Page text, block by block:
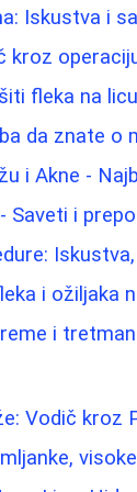
Iskustva i
kroz
fleka na
da znate o
i Akne -
Saveti i
i ožiljaka
i
Vodič kroz